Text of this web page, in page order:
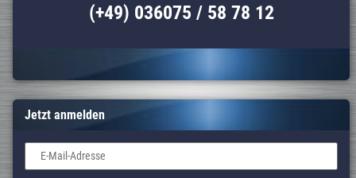
(+49) 036075 / 58 78 12
Jetzt anmelden
E-Mail-Adresse